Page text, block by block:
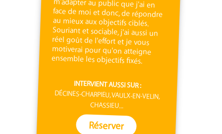
ensemble les objectifs fixés.
INTERVIENT AUSSI SUR :
DÉCINES-CHARPIEU, VAULX-EN-VELIN,
CHASSIEU...
Réserver